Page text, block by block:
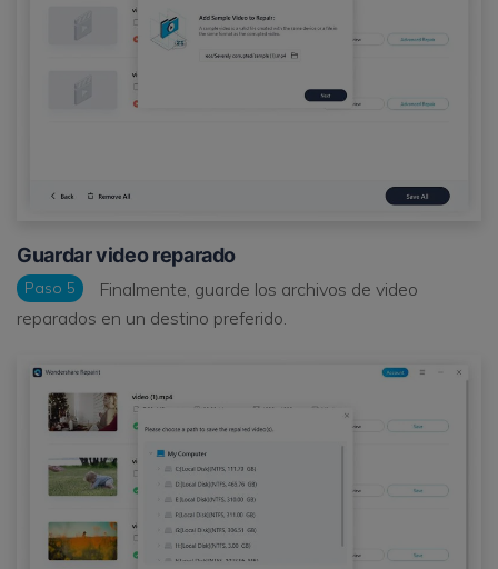
Guardar video reparado
Paso 5
Finalmente, guarde los archivos de video
reparados en un destino preferido.